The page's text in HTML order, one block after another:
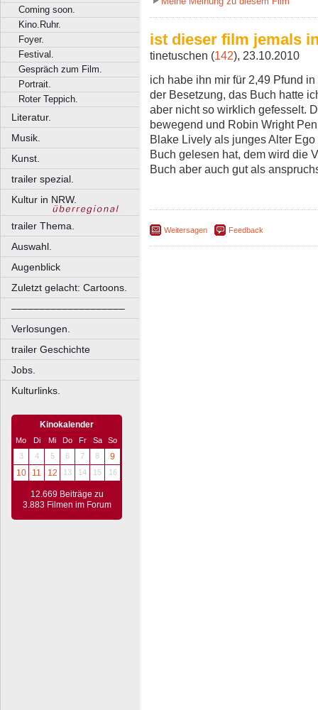
Coming soon.
Kino.Ruhr.
Foyer.
Festival.
Gespräch zum Film.
Portrait.
Roter Teppich.
Literatur.
Musik.
Kunst.
trailer spezial.
Kultur in NRW.
trailer Thema.
Auswahl.
Augenblick
Zuletzt gelacht: Cartoons.
––––––––––––––––––––
Verlosungen.
trailer Geschichte
Jobs.
Kulturlinks.
Kinokalender
Mo Di Mi Do Fr Sa
So
3
4 5 6 7 8
9
10
11 12 13 14 15 16
12.669 Beiträge zu
3.883 Filmen im Forum
ist dieser film jemals
tinetuschen (142), 23.10.2010
ich habe ihn mir für 2,49 Pfund
der Besetzung, das Buch hatte
aber nicht so wirklich gefesselt.
bewegend und Robin Wright
Blake Lively als junges Alter
Buch gelesen hat, dem wird die
Buch aber auch gut als
Weitersagen Feedback